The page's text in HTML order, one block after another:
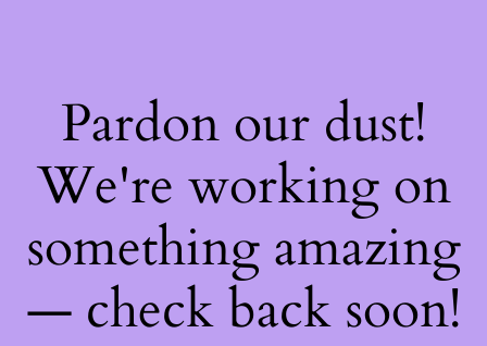
Pardon our dust!
We're working on
something amazing
— check back soon!